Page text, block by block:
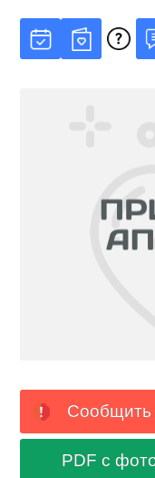
Сообщить
PDF с